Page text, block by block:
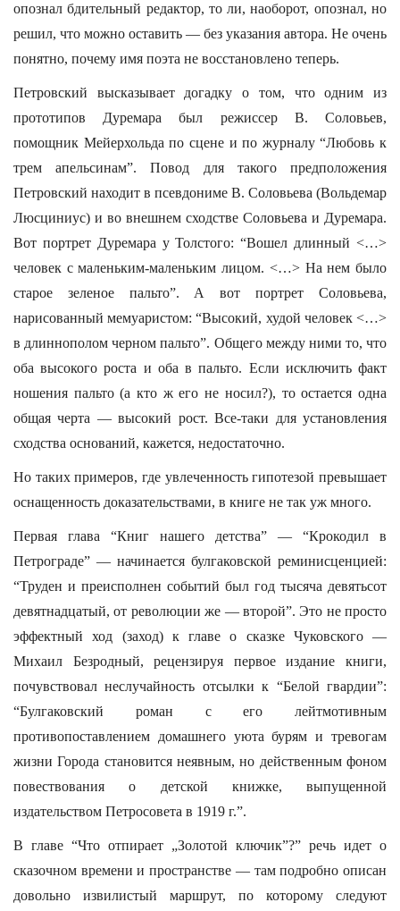
опознал бдительный редактор, то ли, наоборот, опознал, но
решил, что можно оставить — без указания автора. Не очень
понятно, почему имя поэта не восстановлено теперь.
Петровский высказывает догадку о том, что одним из
прототипов Дуремара был режиссер В. Соловьев,
помощник Мейерхольда по сцене и по журналу “Любовь к
трем апельсинам”. Повод для такого предположения
Петровский находит в псевдониме В. Соловьева (Вольдемар
Люсциниус) и во внешнем сходстве Соловьева и Дуремара.
Вот портрет Дуремара у Толстого: “Вошел длинный <…>
человек с маленьким-маленьким лицом. <…> На нем было
старое зеленое пальто”. А вот портрет Соловьева,
нарисованный мемуаристом: “Высокий, худой человек <…>
в длиннополом черном пальто”. Общего между ними то, что
оба высокого роста и оба в пальто. Если исключить факт
ношения пальто (а кто ж его не носил?), то остается одна
общая черта — высокий рост. Все-таки для установления
сходства оснований, кажется, недостаточно.
Но таких примеров, где увлеченность гипотезой превышает
оснащенность доказательствами, в книге не так уж много.
Первая глава “Книг нашего детства” — “Крокодил в
Петрограде” — начинается булгаковской реминисценцией:
“Труден и преисполнен событий был год тысяча девятьсот
девятнадцатый, от революции же — второй”. Это не просто
эффектный ход (заход) к главе о сказке Чуковского —
Михаил Безродный, рецензируя первое издание книги,
почувствовал неслучайность отсылки к “Белой гвардии”:
“Булгаковский роман с его лейтмотивным
противопоставлением домашнего уюта бурям и тревогам
жизни Города становится неявным, но действенным фоном
повествования о детской книжке, выпущенной
издательством Петросовета в 1919 г.”.
В главе “Что отпирает „Золотой ключик”?” речь идет о
сказочном времени и пространстве — там подробно описан
довольно извилистый маршрут, по которому следуют